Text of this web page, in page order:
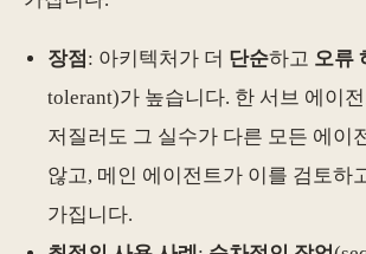
장점 : 아키텍처가 더 단순하고 오류
tolerant)가 높습니다. 한 서브 에이
저질러도 그 실수가 다른 모든 에이
않고, 메인 에이전트가 이를 검토하
가집니다.